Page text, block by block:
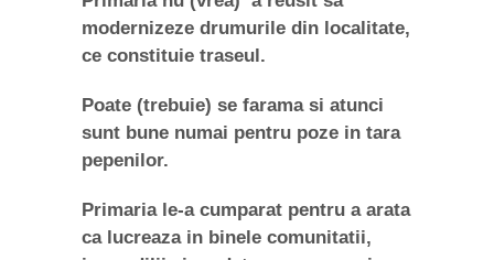
modernizeze drumurile din localitate,
ce constituie traseul.
Poate (trebuie) se farama si atunci
sunt bune numai pentru poze in tara
pepenilor.
Primaria le-a cumparat pentru a arata
ca lucreaza in binele comunitatii,